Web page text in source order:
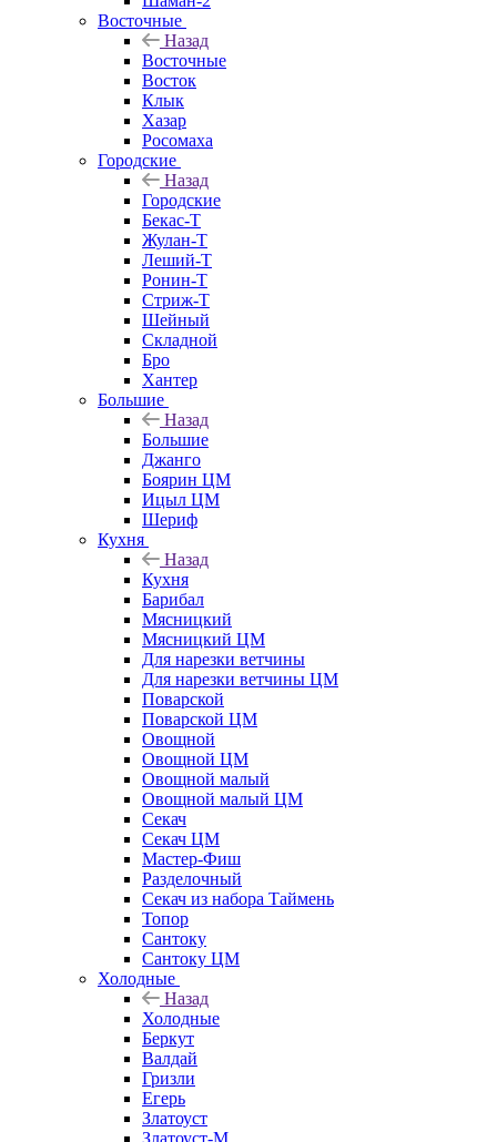
Восточные
Назад
Восточные
Восток
Клык
Хазар
Росомаха
Городские
Назад
Городские
Бекас-Т
Жулан-Т
Леший-Т
Ронин-Т
Стриж-Т
Шейный
Складной
Бро
Хантер
Большие
Назад
Большие
Джанго
Боярин ЦМ
Ицыл ЦМ
Шериф
Кухня
Назад
Кухня
Барибал
Мясницкий
Мясницкий ЦМ
Для нарезки ветчины
Для нарезки ветчины ЦМ
Поварской
Поварской ЦМ
Овощной
Овощной ЦМ
Овощной малый
Овощной малый ЦМ
Секач
Секач ЦМ
Мастер-Фиш
Разделочный
Секач из набора Таймень
Топор
Сантоку
Сантоку ЦМ
Холодные
Назад
Холодные
Беркут
Валдай
Гризли
Егерь
Златоуст
Златоуст-М